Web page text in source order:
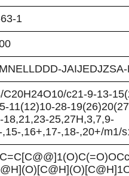
1
C20H24O10/c21-9-13-
11(12)10-28-
18,21,23-25,27H,3,7,9-
,15-,16+,17-,18-,20+/m1/